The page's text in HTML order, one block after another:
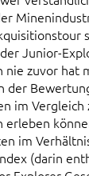
Junior-
nie zuvor hat
der
im Vergleich
erleben
im
(darin